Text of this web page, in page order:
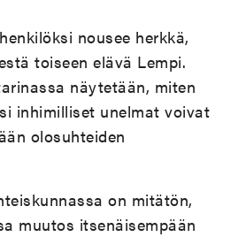
nousee herkkä,
toiseen elävä Lempi.
näytetään, miten
inhimilliset unelmat voivat
olosuhteiden
on mitätön,
muutos itsenäisempään